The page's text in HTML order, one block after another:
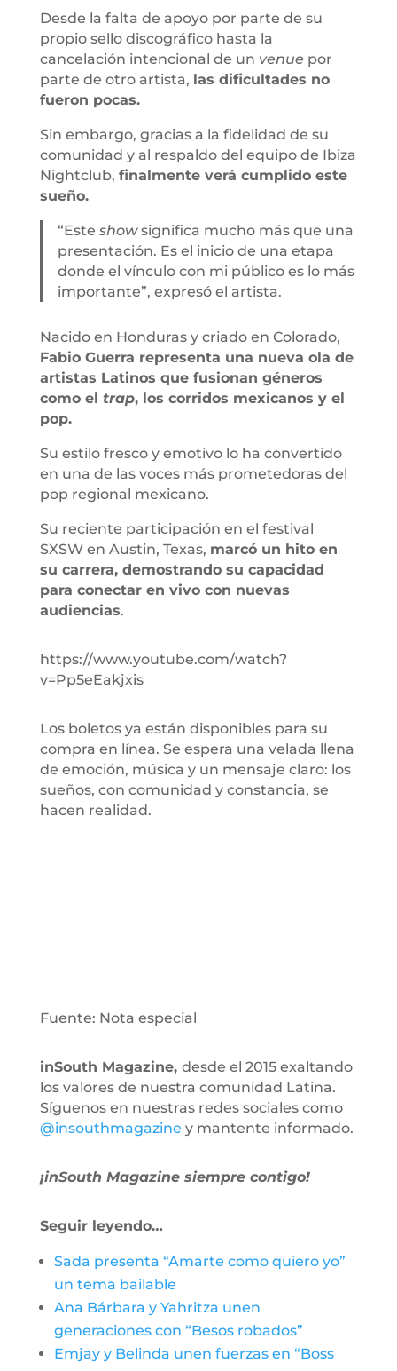
Desde la falta de apoyo por parte de su
propio sello discográfico hasta la
cancelación intencional de un venue por
parte de otro artista, las dificultades no
fueron pocas.
Sin embargo, gracias a la fidelidad de su
comunidad y al respaldo del equipo de Ibiza
Nightclub, finalmente verá cumplido este
sueño.
“Este showsignifica mucho más que una
presentación. Es el inicio de una etapa
donde el vínculo con mi público es lo más
importante”, expresó el artista.
Nacido en Honduras y criado en Colorado,
Fabio Guerra representa una nueva ola de
artistas Latinos que fusionan géneros
como el trap, los corridos mexicanos y el
pop.
Su estilo fresco y emotivo lo ha convertido
en una de las voces más prometedoras del
pop regional mexicano.
Su reciente participación en el festival
SXSW en Austin, Texas, marcó un hito en
su carrera, demostrando su capacidad
para conectar en vivo con nuevas
audiencias.
https://www.youtube.com/watch?
v=Pp5eEakjxis
Los boletos ya están disponibles para su
compra en línea. Se espera una velada llena
de emoción, música y un mensaje claro: los
sueños, con comunidad y constancia, se
hacen realidad.
Fuente: Nota especial
inSouth Magazine, desde el 2015 exaltando
los valores de nuestra comunidad Latina.
Síguenos en nuestras redes sociales como
@insouthmagazine y mantente informado.
¡inSouth Magazine siempre contigo!
Seguir leyendo…
Sada presenta “Amarte como quiero yo”
un tema bailable
Ana Bárbara y Yahritza unen
generaciones con “Besos robados”
Emjay y Belinda unen fuerzas en “Boss